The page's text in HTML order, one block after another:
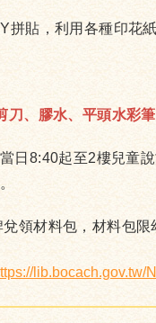
拼貼，利用各種印花
刀、膠水、平頭水彩
日8:40起至2樓兒童
兌領材料包，材料包
lib.bocach.gov.tw/